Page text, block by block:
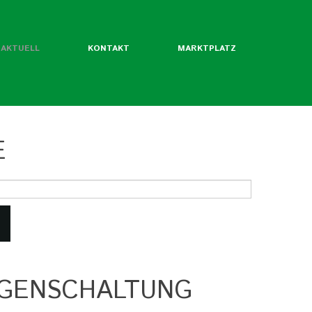
Mitgliedsverbände
Mgl. des BLW
ich Mitglied?
AKTUELL KONTAKT MARKTPLATZ